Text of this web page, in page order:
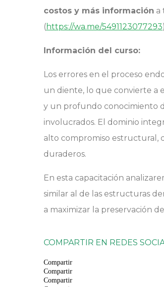
costos y más información a
(https://wa.me/5491123077293
Información del curso:
Los errores en el proceso
un diente, lo que convierte a
y un profundo conocimiento
involucrados. El dominio
alto compromiso estructural,
duraderos.
En esta capacitación
similar al de las estructuras
a maximizar la preservación
COMPARTIR EN REDES
Compartir
Compartir
Compartir